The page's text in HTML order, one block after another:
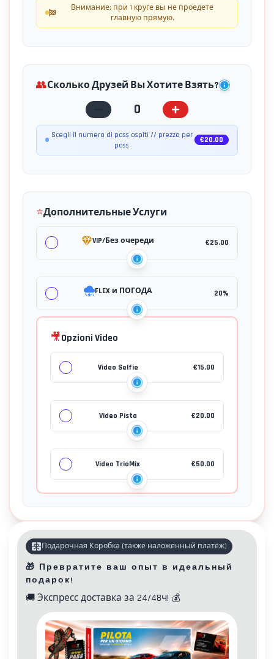
Внимание: при 1 круге вы не проедете
главную прямую.
👥Сколько Друзей Вы Хотите Взять?
0
Scegli il numero di pass ospiti // prezzo per
pass
€20.00
⭐Дополнительные Услуги
VIP/Без очереди €25.00
FLEX и ПОГОДА 20%
🎥Opzioni Video
Video Selfie €15.00
Video Pista €20.00
Video TrioMix €50.00
Подарочная Коробка (также наложенный платёж)
🎁
Превратите ваш опыт в идеальный
подарок!
🚚 Экспресс доставка за 24/48ч! 💰